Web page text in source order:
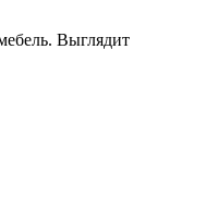
Выглядит